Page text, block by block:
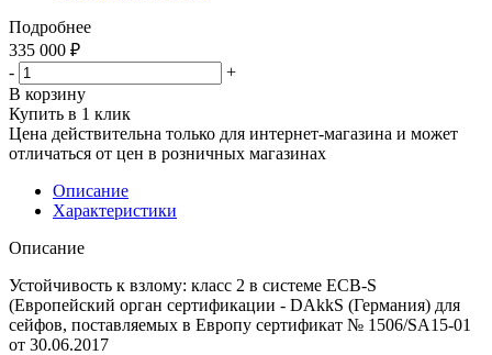
Подробнее
335 000 ₽
-
+
В корзину
Купить в 1 клик
Цена действительна только для интернет-магазина и может
отличаться от цен в розничных магазинах
Описание
Характеристики
Описание
Устойчивость к взлому: класс 2 в системе ECB-S
(Европейский орган сертификации - DAkkS (Германия) для
сейфов, поставляемых в Европу сертификат № 1506/SA15-01
от 30.06.2017